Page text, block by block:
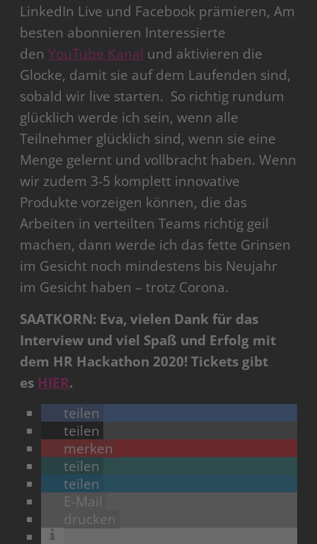
LinkedIn Live und Facebook prämieren, Am
besten abonnieren Interessierte
denYouTube Kanal und aktivieren die
Glocke, damit sie auf dem Laufenden sind,
sobald wir live starten. So richtig rundum
glücklich werde ich sein, wenn alle
Teilnehmer glücklich sind, wenn sie eine
Menge gelernt und vollbracht haben. Wenn
wir zudem 3-5 komplett innovative
Produkte vorzeigen können, die das
Arbeiten in verteilten Teams richtig geil
machen, dann werde ich das fette Grinsen
im Gesicht noch mindestens bis Neujahr
im Gesicht haben – trotz Corona.
SAATKORN: Eva, vielen Dank für das
Interview und viel Spaß und Erfolg mit
dem HR Hackathon 2020! Tickets gibt
es HIER.
teilen
teilen
merken
teilen
teilen
E-Mail
drucken